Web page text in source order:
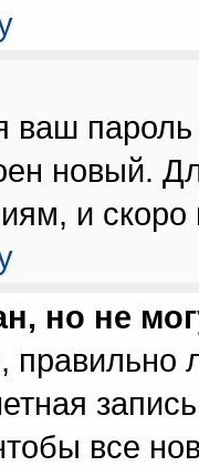
ваш
новый.
и
но не
все